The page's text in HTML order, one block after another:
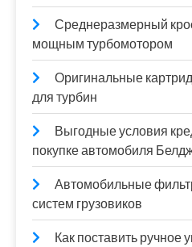
Среднеразмерный
мощным турбомотором
Оригинальные
для турбин
Выгодные условия
покупке автомобиля
Автомобильные
систем грузовиков
Как поставить ручное